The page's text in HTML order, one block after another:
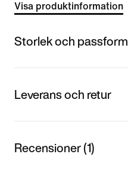
Visa produktinformation
Storlek och passform
Leverans och retur
Recensioner (1)